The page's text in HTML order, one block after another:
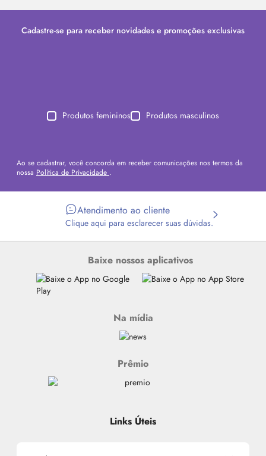
Cadastre-se para receber novidades e promoções exclusivas
Produtos femininos Produtos masculinos
Ao se cadastrar, você concorda em receber comunicações nos termos da
nossa Política de Privacidade .
Atendimento ao cliente
Clique aqui para esclarecer suas dúvidas.
Baixe nossos aplicativos
Na mídia
Prêmio
Links Úteis